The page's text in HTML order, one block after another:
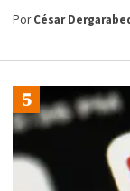
PorCésar